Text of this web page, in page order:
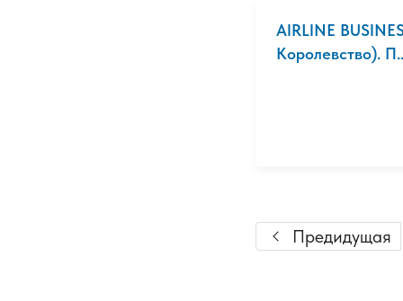
AIRLINE
Королевство).
Предидущая